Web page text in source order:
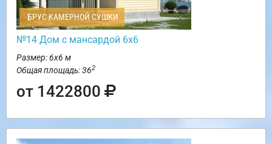
БРУС КАМЕРНОЙ СУШКИ
№14 Дом с мансардой 6х6
Размер: 6х6 м
Общая площадь: 362
от 1422800